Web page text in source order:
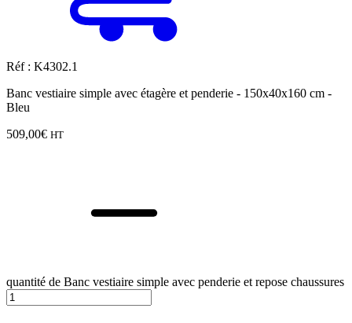
Réf : K4302.1
Banc vestiaire simple avec étagère et penderie - 150x40x160 cm -
Bleu
509,00€ HT
quantité de Banc vestiaire simple avec penderie et repose chaussures